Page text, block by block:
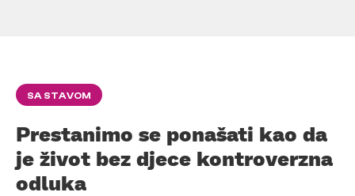
SA STAVOM
Prestanimo se ponašati kao da
je život bez djece kontroverzna
odluka